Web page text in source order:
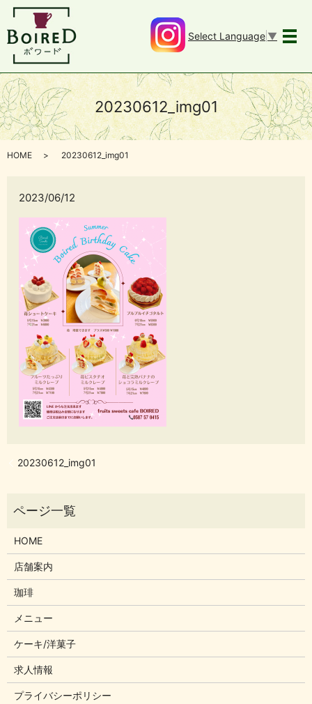
メ
Select Language ▼
20230612_img01
HOME 20230612_img01
2023/06/12
20230612_img01
HOME
店舗案内
珈琲
メニュー
ケーキ/洋菓子
求人情報
プライバシーポリシー